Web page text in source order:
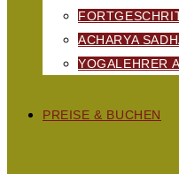
ACHARYA
YOGALEHRER
PREISE & BUCHEN